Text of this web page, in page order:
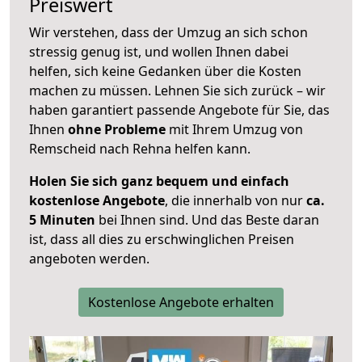
Wir verstehen, dass der Umzug an sich schon
stressig genug ist, und wollen Ihnen dabei
helfen, sich keine Gedanken über die Kosten
machen zu müssen. Lehnen Sie sich zurück – wir
haben garantiert passende Angebote für Sie, das
Ihnen ohne Probleme mit Ihrem Umzug von
Remscheid nach Rehna helfen kann.
Holen Sie sich ganz bequem und einfach
kostenlose Angebote, die innerhalb von nurca.
5 Minuten bei Ihnen sind. Und das Beste daran
ist, dass all dies zu erschwinglichen Preisen
angeboten werden.
Kostenlose Angebote erhalten